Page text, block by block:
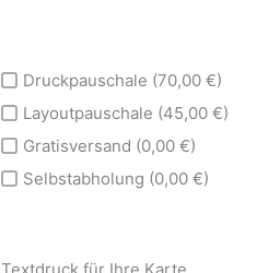
Druckpauschale (70,00 €)
Layoutpauschale (45,00 €)
Gratisversand (0,00 €)
Selbstabholung (0,00 €)
Textdruck für Ihre Karte